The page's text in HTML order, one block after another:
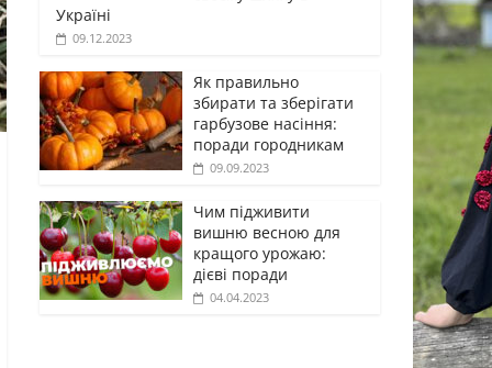
Україні
09.12.2023
Як правильно
збирати та зберігати
гарбузове насіння:
поради городникам
09.09.2023
Чим підживити
вишню весною для
кращого урожаю:
дієві поради
04.04.2023